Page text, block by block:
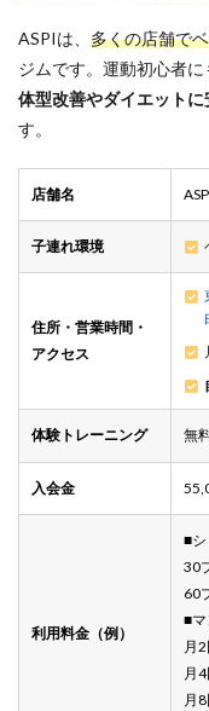
ASPIは、 多くの店舗で
ジムです。運動初心者に
体型改善やダイエット
す。
店舗名
子連れ環境
住所・営業時間・
アクセス
体験トレーニング 無
入会金
利用料金（例）
■
30
60
■
月
月
月